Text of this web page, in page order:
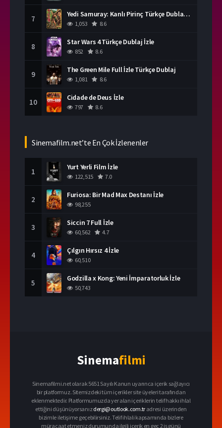
7 Yedi Samuray: Kanlı Pirinç Türkçe Dublaj İzle
1,053 8.6
8 Star Wars 4 Türkçe Dublaj İzle
852 8.6
9 The Green Mile Full İzle Türkçe Dublaj
1,081 8.6
10 Cidade de Deus İzle
797 8.6
Sinemafilm.net’te En Çok İzlenenler
1 Yurt Yerli Film İzle
122,515 7.0
2 Furiosa: Bir Mad Max Destanı İzle
98,255
3 Siccin 7 Full İzle
60,562 4.7
4 Çılgın Hırsız 4 İzle
60,510
5 Godzilla x Kong: Yeni İmparatorluk İzle
50,743
Sinemafilmi
Sinemafilmi.net olarak 5651 Sayılı Kanun uyarınca içerik sağlayıcı
bir platformuz. Sitemizdeki tüm içerikler site üyeleri tarafından
eklenmektedir. Platformumuzda yer alan içeriklerin telif hakkı ihlal
ettiğini düşünüyorsanızdergi@outlook.com.tr adresi üzerinden
bizimle iletişime geçebilirsiniz. Telif ihlali kapsamında bizlere
müracaat etmeniz durumunda ilgili içerik en geç 2 iş günü